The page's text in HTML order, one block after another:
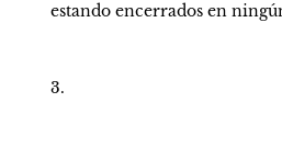
estando encerrados en
3.